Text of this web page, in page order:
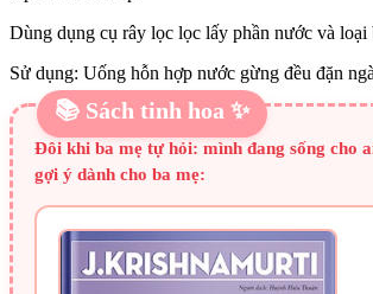
Dùng dụng cụ rây lọc lọc lấy phần nước và
Sử dụng: Uống hỗn hợp nước gừng đều đặn
📚 Sách tinh hoa ✨
Đôi khi ba mẹ tự hỏi: mình đang sống cho
gợi ý dành cho ba mẹ: